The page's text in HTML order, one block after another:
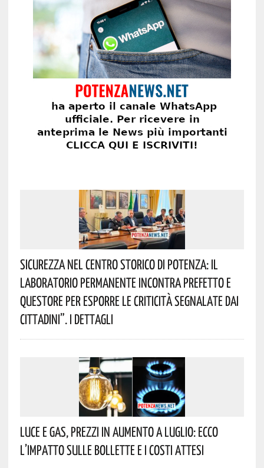
Sicurezza Nel Centro Storico Di Potenza: Il
Laboratorio Permanente Incontra Prefetto E
Questore Per Esporre Le Criticità Segnalate Dai
Cittadini”. I Dettagli
Luce E Gas, Prezzi In Aumento A Luglio: Ecco
L’impatto Sulle Bollette E I Costi Attesi